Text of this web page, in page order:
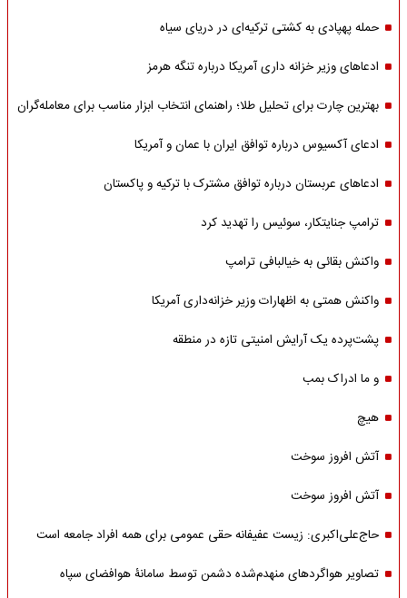
حمله پهپادی به کشتی ترکیه‌ای در دریای سیاه
ادعاهای وزیر خزانه داری آمریکا درباره تنگه هرمز
بهترین چارت برای تحلیل طلا؛ راهنمای انتخاب ابزار مناسب برای معامله‌گران
ادعای آکسیوس درباره توافق ایران با عمان و آمریکا
ادعاهای عربستان درباره توافق مشترک با ترکیه و پاکستان
ترامپ جنایتکار، سوئیس را تهدید کرد
واکنش بقائی به خیالبافی ترامپ
واکنش همتی به اظهارات وزیر خزانه‌داری آمریکا
پشت‌پرده یک آرایش امنیتی تازه در منطقه
و ما ادراک بمب
هیچ
آتش افروز سوخت
آتش افروز سوخت
حاج‌علی‌اکبری: زیست عفیفانه حقی عمومی برای همه افراد جامعه است
تصاویر هواگردهای منهدم‌شده دشمن توسط سامانۀ هوافضای سپاه